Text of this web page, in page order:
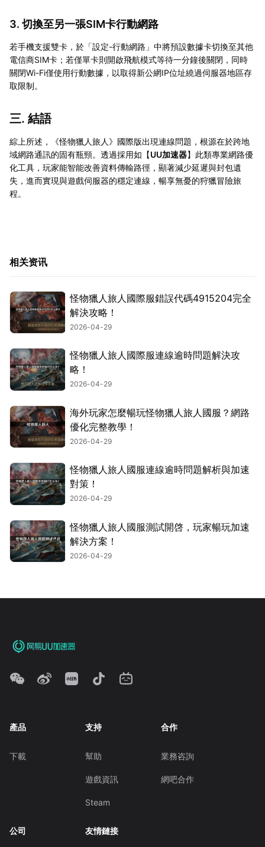
3. 切換至另一張SIM卡行動網路
若手機支援雙卡，於「設定-行動網路」中將預設數據卡切換至其他
電信商SIM卡；若僅單卡則開啟飛航模式等待一分鐘後關閉，同時
關閉Wi-Fi僅使用行動數據，以取得新公網IP位址繞過伺服器地區存
取限制。
三. 結語
綜上所述，《怪物獵人旅人》國際版出現連線問題，根源在於跨地
域網路通訊的固有瓶頸。透過採用如【UU加速器】此類專業網路優
化工具，玩家能智能改善資料傳輸路徑，顯著減少延遲與封包遺
失，進而實現與遊戲伺服器的穩定連線，暢享無憂的狩獵冒險旅
程。
相关资讯
怪物獵人旅人國際服錯誤代碼4915204完全
解決攻略！
2026-04-29
怪物獵人旅人國際服連線逾時問題解決攻
略！
2026-04-29
海外玩家怎麼暢玩怪物獵人旅人國服？網路
優化完整教學！
2026-04-29
怪物獵人旅人國服連線逾時問題解析與加速
對策！
2026-04-29
怪物獵人旅人國服測試開啓，玩家暢玩加速
解決方案！
2026-04-29
產品
下載
支持
幫助
遊戲資訊
Steam
合作
業務咨詢
網吧合作
公司 友情鏈接